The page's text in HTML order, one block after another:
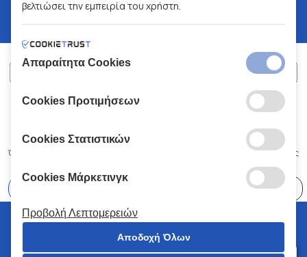
ΧΑΛΚΙΑΔΑΚΗΣ Α.Ε.
Όροι και Προϋποθέσεις Κώδικας Δεοντολογίας
© 2026 Χαλκιαδάκης all rights reserved
βελτιώσει την εμπειρία του χρήστη.
Απαραίτητα Cookies
Cookies Προτιμήσεων
Cookies Στατιστικών
Cookies Μάρκετινγκ
Προβολή Λεπτομερειών
Αποδοχή Όλων